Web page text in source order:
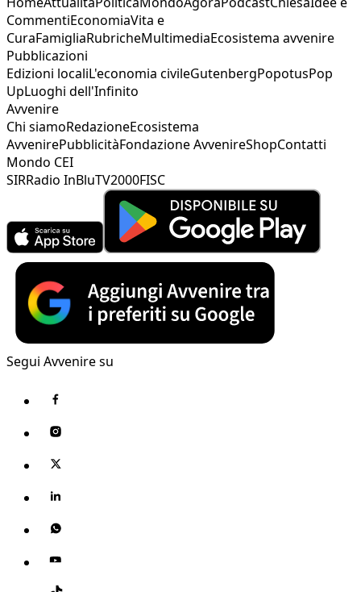
CommentiEconomiaVita e
CuraFamigliaRubricheMultimediaEcosistema avvenire
Pubblicazioni
Edizioni localiL'economia civileGutenbergPopotusPop
UpLuoghi dell'Infinito
Avvenire
Chi siamoRedazioneEcosistema
AvvenirePubblicitàFondazione AvvenireShopContatti
Mondo CEI
SIRRadio InBluTV2000FISC
Segui Avvenire su